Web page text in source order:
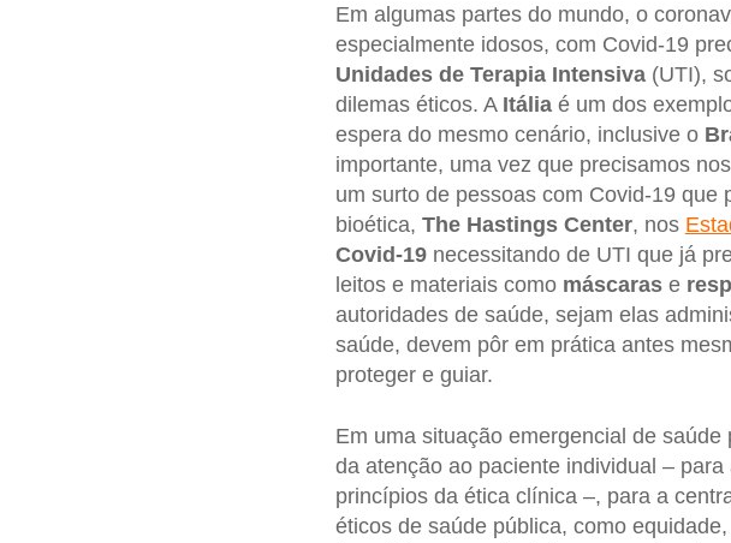
Em algumas partes do mundo, o
especialmente idosos, com Covid-19
Unidades de Terapia Intensiva(UTI),
dilemas éticos. A Itáliaé um dos
espera do mesmo cenário, inclusive o
importante, uma vez que precisamos
um surto de pessoas com Covid-19
bioética, The Hastings Center, nos
Covid-19necessitando de UTI que já
leitos e materiais como máscarase
autoridades de saúde, sejam elas
saúde, devem pôr em prática antes
proteger e guiar.
Em uma situação emergencial de
da atenção ao paciente individual –
princípios da ética clínica –, para a
éticos de saúde pública, como